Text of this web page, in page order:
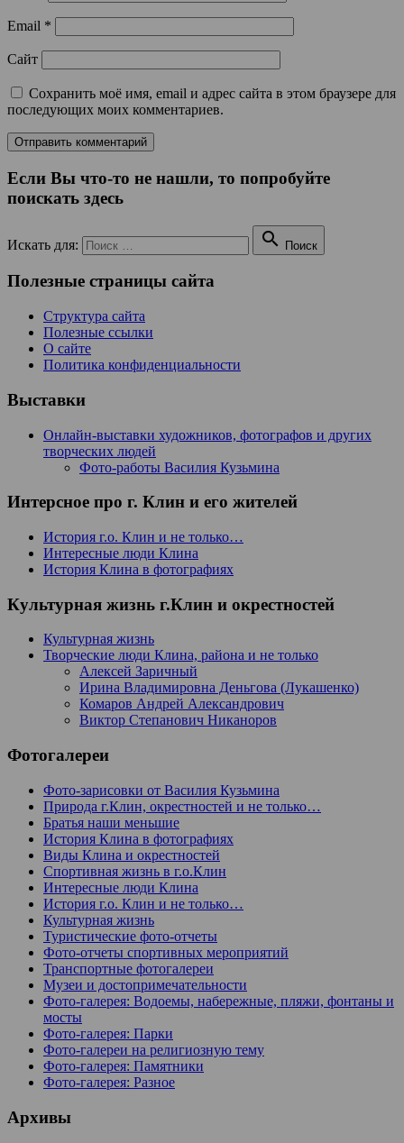
Email *
Сайт
Сохранить моё имя, email и адрес сайта в этом браузере для
последующих моих комментариев.
Если Вы что-то не нашли, то попробуйте
поискать здесь
Искать для:  Поиск
Полезные страницы сайта
Структура сайта
Полезные ссылки
О сайте
Политика конфиденциальности
Выставки
Онлайн-выставки художников, фотографов и других
творческих людей
Фото-работы Василия Кузьмина
Интерсное про г. Клин и его жителей
История г.о. Клин и не только…
Интересные люди Клина
История Клина в фотографиях
Культурная жизнь г.Клин и окрестностей
Культурная жизнь
Творческие люди Клина, района и не только
Алексей Заричный
Ирина Владимировна Деньгова (Лукашенко)
Комаров Андрей Александрович
Виктор Степанович Никаноров
Фотогалереи
Фото-зарисовки от Василия Кузьмина
Природа г.Клин, окрестностей и не только…
Братья наши меньшие
История Клина в фотографиях
Виды Клина и окрестностей
Спортивная жизнь в г.о.Клин
Интересные люди Клина
История г.о. Клин и не только…
Культурная жизнь
Туристические фото-отчеты
Фото-отчеты спортивных мероприятий
Транспортные фотогалереи
Музеи и достопримечательности
Фото-галерея: Водоемы, набережные, пляжи, фонтаны и
мосты
Фото-галерея: Парки
Фото-галереи на религиозную тему
Фото-галерея: Памятники
Фото-галерея: Разное
Архивы